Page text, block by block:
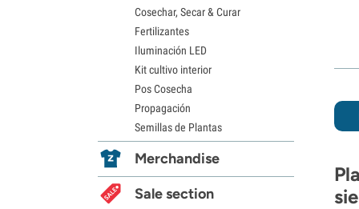
Cosechar, Secar & Curar
Fertilizantes
Iluminación LED
Kit cultivo interior
Pos Cosecha
Propagación
Semillas de Plantas
Merchandise
Sale section